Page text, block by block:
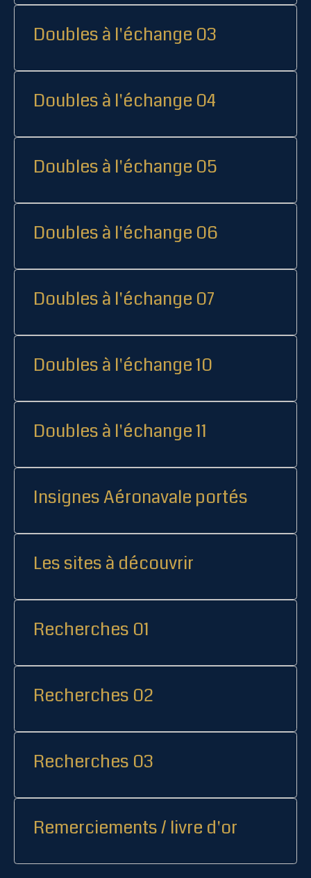
Doubles à l'échange 03
Doubles à l'échange 04
Doubles à l'échange 05
Doubles à l'échange 06
Doubles à l'échange 07
Doubles à l'échange 10
Doubles à l'échange 11
Insignes Aéronavale portés
Les sites à découvrir
Recherches 01
Recherches 02
Recherches 03
Remerciements / livre d'or